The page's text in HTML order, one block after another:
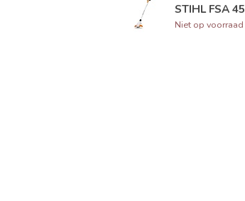
STIHL FSA 45
Niet op voorraad